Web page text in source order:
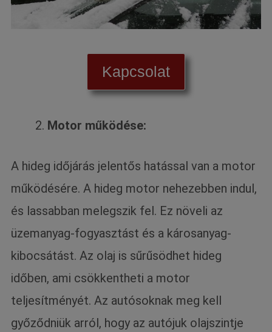
Kapcsolat
Motor működése:
A hideg időjárás jelentős hatással van a motor
működésére. A hideg motor nehezebben indul,
és lassabban melegszik fel. Ez növeli az
üzemanyag-fogyasztást és a károsanyag-
kibocsátást. Az olaj is sűrűsödhet hideg
időben, ami csökkentheti a motor
teljesítményét. Az autósoknak meg kell
győződniük arról, hogy az autójuk olajszintje